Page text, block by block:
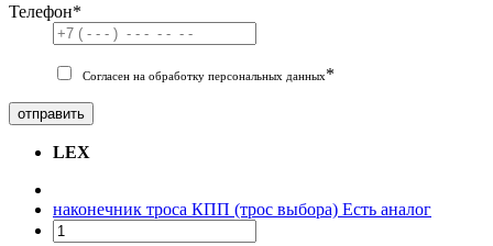
Телефон*
Согласен на обработку персональных данных*
отправить
LEX
наконечник троса КПП (трос выбора) Есть аналог